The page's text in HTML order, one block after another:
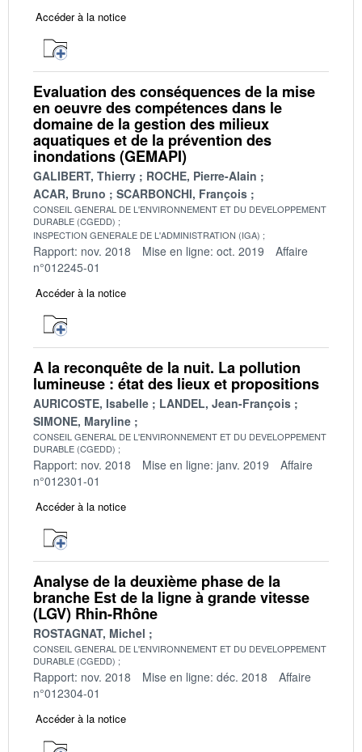
Accéder à la notice
Evaluation des conséquences de la mise
en oeuvre des compétences dans le
domaine de la gestion des milieux
aquatiques et de la prévention des
inondations (GEMAPI)
GALIBERT, Thierry
ROCHE, Pierre-Alain
ACAR, Bruno
SCARBONCHI, François
CONSEIL GENERAL DE L'ENVIRONNEMENT ET DU DEVELOPPEMENT
DURABLE (CGEDD)
INSPECTION GENERALE DE L'ADMINISTRATION (IGA)
Rapport: nov. 2018 Mise en ligne: oct. 2019
Affaire
n°012245-01
Accéder à la notice
A la reconquête de la nuit. La pollution
lumineuse : état des lieux et propositions
AURICOSTE, Isabelle
LANDEL, Jean-François
SIMONE, Maryline
CONSEIL GENERAL DE L'ENVIRONNEMENT ET DU DEVELOPPEMENT
DURABLE (CGEDD)
Rapport: nov. 2018 Mise en ligne: janv. 2019
Affaire
n°012301-01
Accéder à la notice
Analyse de la deuxième phase de la
branche Est de la ligne à grande vitesse
(LGV) Rhin-Rhône
ROSTAGNAT, Michel
CONSEIL GENERAL DE L'ENVIRONNEMENT ET DU DEVELOPPEMENT
DURABLE (CGEDD)
Rapport: nov. 2018 Mise en ligne: déc. 2018
Affaire
n°012304-01
Accéder à la notice